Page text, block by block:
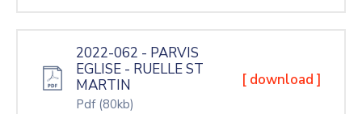
2022-062 - PARVIS
EGLISE - RUELLE ST
MARTIN
Pdf (80kb)
[ download ]